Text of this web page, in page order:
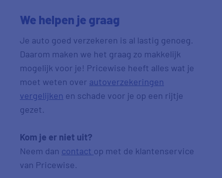
We helpen je graag
Je auto goed verzekeren is al lastig genoeg.
Daarom maken we het graag zo makkelijk
mogelijk voor je! Pricewise heeft alles wat je
moet weten over autoverzekeringen
vergelijken en schade voor je op een rijtje
gezet.
Kom je er niet uit?
Neem dan contact op met de klantenservice
van Pricewise.